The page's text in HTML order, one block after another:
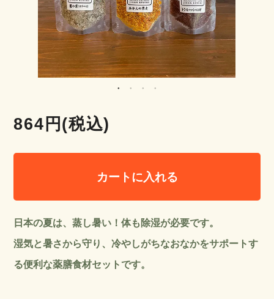
864円(税込)
カートに入れる
日本の夏は、蒸し暑い！体も除湿が必要です。
湿気と暑さから守り、冷やしがちなおなかをサポートす
る便利な薬膳食材セットです。